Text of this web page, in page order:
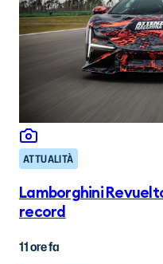
ATTUALITÀ
Lamborghini
record
11 ore fa